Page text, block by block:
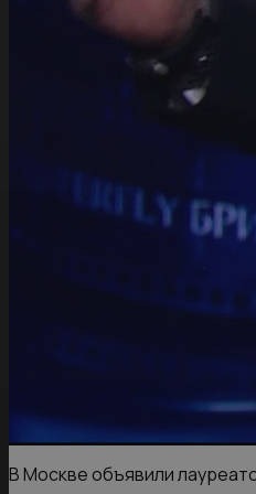
В Москве объявили